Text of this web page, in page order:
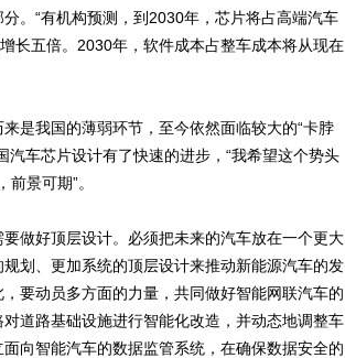
。“有机构预测，到2030年，芯片将占高端汽车
长五倍。2030年，软件成本占整车成本将从现在
我国的薄弱环节，至今依然面临较大的“卡脖
汽车芯片设计有了快速的进步，“我希望这个势头
景可期”。
好顶层设计。必须把未来的汽车放在一个更大
划、更加系统的顶层设计来推动新能源汽车的发
要动员多方面的力量，共同做好智能网联汽车的
道路基础设施进行智能化改造，并动态地调整车
向智能汽车的数据监管系统，在确保数据安全的